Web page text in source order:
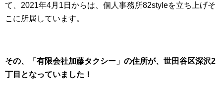
て、2021年4月1日からは、個人事務所82styleを立ち上げそ
こに所属しています。
その、「有限会社加藤タクシー」の住所が、世田谷区深沢2
丁目となっていました！